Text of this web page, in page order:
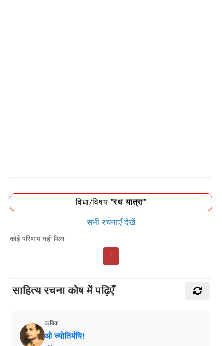
विधा/विषय"रथ यात्रा"
सभी रचनाएँ देखें
कोई परिणाम नहीं मिला
1
साहित्य रचना कोष में पढ़िएँ
कविता
ओ ज्योतिर्मयि!